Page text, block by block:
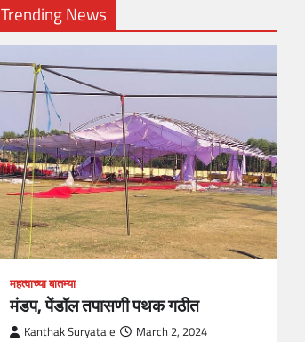
Trending News
महत्वाच्या बातम्या
मंडप, पेंडॉल तपासणी पथक गठीत
Kanthak Suryatale March 2, 2024